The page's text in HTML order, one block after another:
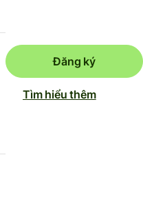
Đăng ký
Tìm hiểu thêm